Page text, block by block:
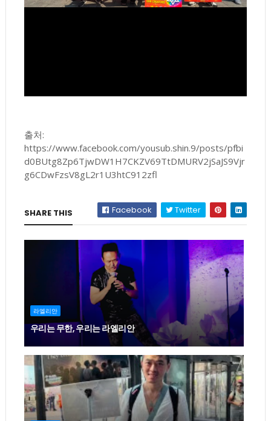
출처:
https://www.facebook.com/yousub.shin.9/posts/pfbi
d0BUtg8Zp6TjwDW1H7CKZV69TtDMURV2jSaJS9Vjr
g6CDwFzsV8gL2r1U3htC912zfl
SHARE THIS Facebook Twitter
라엘리안
우리는 무한, 우리는 라엘리안